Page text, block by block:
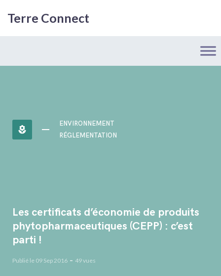
Terre Connect
local_florist
ENVIRONNEMENT
RÉGLEMENTATION
Les certificats d’économie de produits
phytopharmaceutiques (CEPP) : c’est
parti !
Publié le 09 Sep 2016 49 vues